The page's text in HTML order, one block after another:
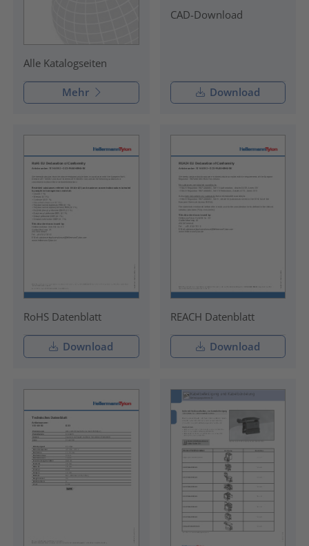
Alle Katalogseiten
Mehr
CAD-Download
Download
RoHS Datenblatt
Download
REACH Datenblatt
Download